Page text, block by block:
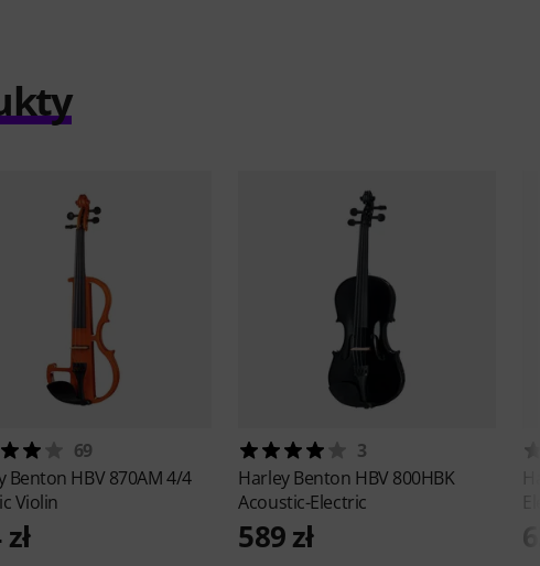
69
Benton HBV 870AM 4/4
Violin
3
Harley Benton HBV 800HBK
Acoustic-Electric
589 zł